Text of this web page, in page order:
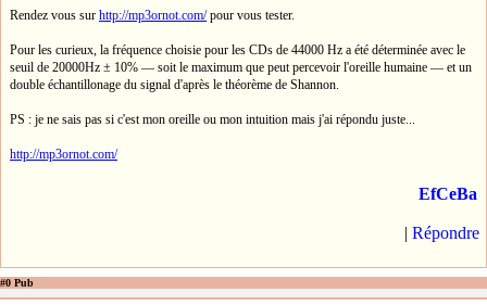
Rendez vous sur http://mp3ornot.com/pour vous tester.
Pour les curieux, la fréquence choisie pour les CDs de 44000 Hz a été déterminée avec le
seuil de 20000Hz ± 10% — soit le maximum que peut percevoir l'oreille humaine — et un
double échantillonage du signal d'après le théorème de Shannon.
PS : je ne sais pas si c'est mon oreille ou mon intuition mais j'ai répondu juste...
http://mp3ornot.com/
EfCeBa
| Répondre
#0 Pub